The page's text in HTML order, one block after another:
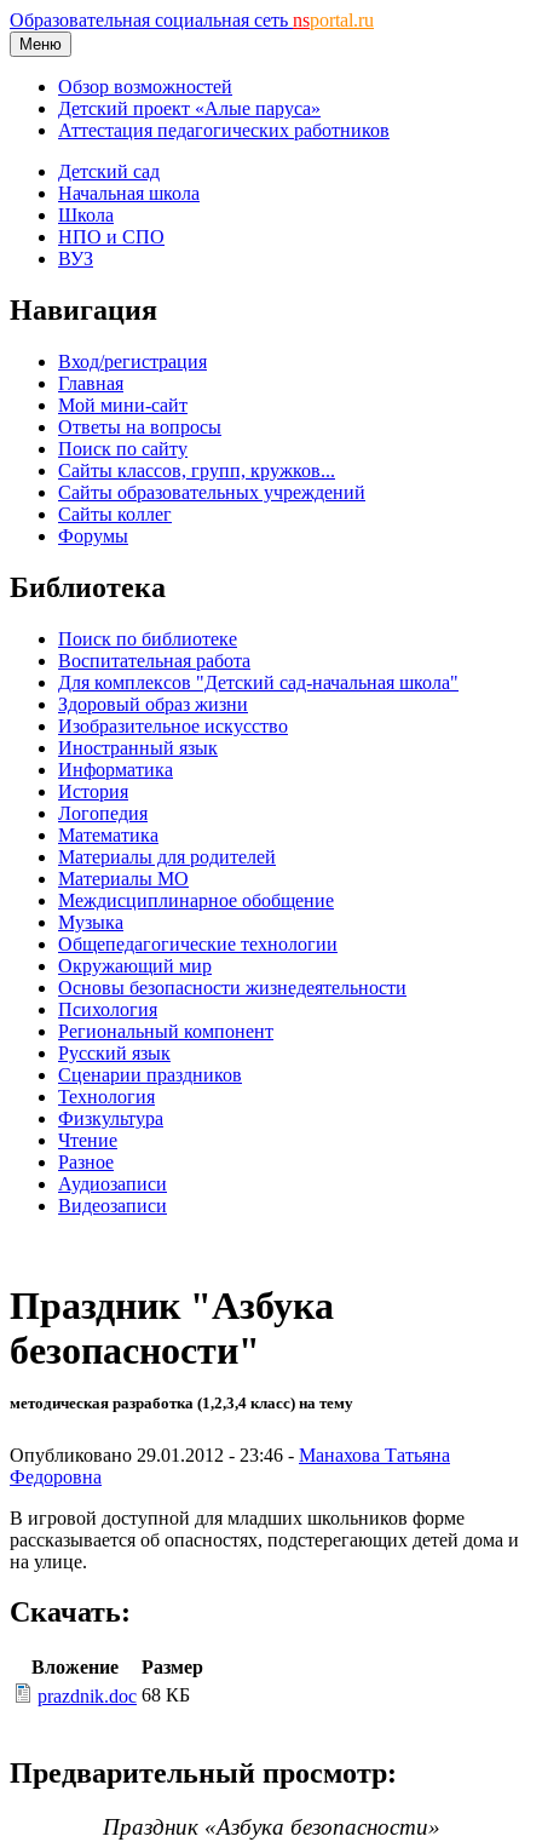
Образовательная социальная сеть nsportal.ru
Меню
Обзор возможностей
Детский проект «Алые паруса»
Аттестация педагогических работников
Детский сад
Начальная школа
Школа
НПО и СПО
ВУЗ
Навигация
Вход/регистрация
Главная
Мой мини-сайт
Ответы на вопросы
Поиск по сайту
Сайты классов, групп, кружков...
Сайты образовательных учреждений
Сайты коллег
Форумы
Библиотека
Поиск по библиотеке
Воспитательная работа
Для комплексов "Детский сад-начальная школа"
Здоровый образ жизни
Изобразительное искусство
Иностранный язык
Информатика
История
Логопедия
Математика
Материалы для родителей
Материалы МО
Междисциплинарное обобщение
Музыка
Общепедагогические технологии
Окружающий мир
Основы безопасности жизнедеятельности
Психология
Региональный компонент
Русский язык
Сценарии праздников
Технология
Физкультура
Чтение
Разное
Аудиозаписи
Видеозаписи
Праздник "Азбука
безопасности"
методическая разработка (1,2,3,4 класс) на тему
Опубликовано 29.01.2012 - 23:46 - Манахова Татьяна
Федоровна
В игровой доступной для младших школьников форме
рассказывается об опасностях, подстерегающих детей дома и
на улице.
Скачать:
Вложение
Размер
prazdnik.doc 68 КБ
Предварительный просмотр:
Праздник «Азбука безопасности»